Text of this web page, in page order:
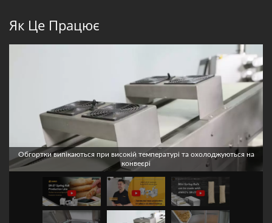
Як Це Працює
Обгортки випікаються при високій температурі та охолоджуються на
конвеєрі